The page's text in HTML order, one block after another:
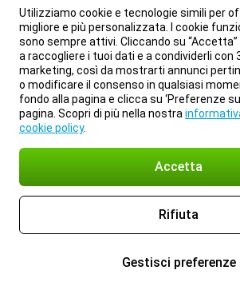
Utilizziamo cookie e tecnologie simili per
migliore e più personalizzata. I cookie
sono sempre attivi. Cliccando su
a raccogliere i tuoi dati e a condividerli con
marketing, così da mostrarti annunci
o modificare il consenso in qualsiasi
fondo alla pagina e clicca su ‘Preferenze
pagina. Scopri di più nella nostra
cookie policy.
Accetta
Rifiuta
Gestisci preferenze